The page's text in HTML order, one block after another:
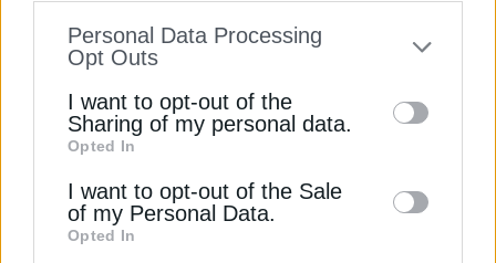
to your opt-out. You may separately opt-out
information by third parties on the IAB’s list
of downstream participants. This
information may also be disclosed by us to
third parties on theIAB’s List of
Downstream Participants
Personal Data Processing
Opt Outs
I want to opt-out of the
Sharing of my personal data.
Opted In
I want to opt-out of the Sale
of my Personal Data.
Opted In
Εγγραφή στο Newsletter
την Πολιτική Απορρήτου